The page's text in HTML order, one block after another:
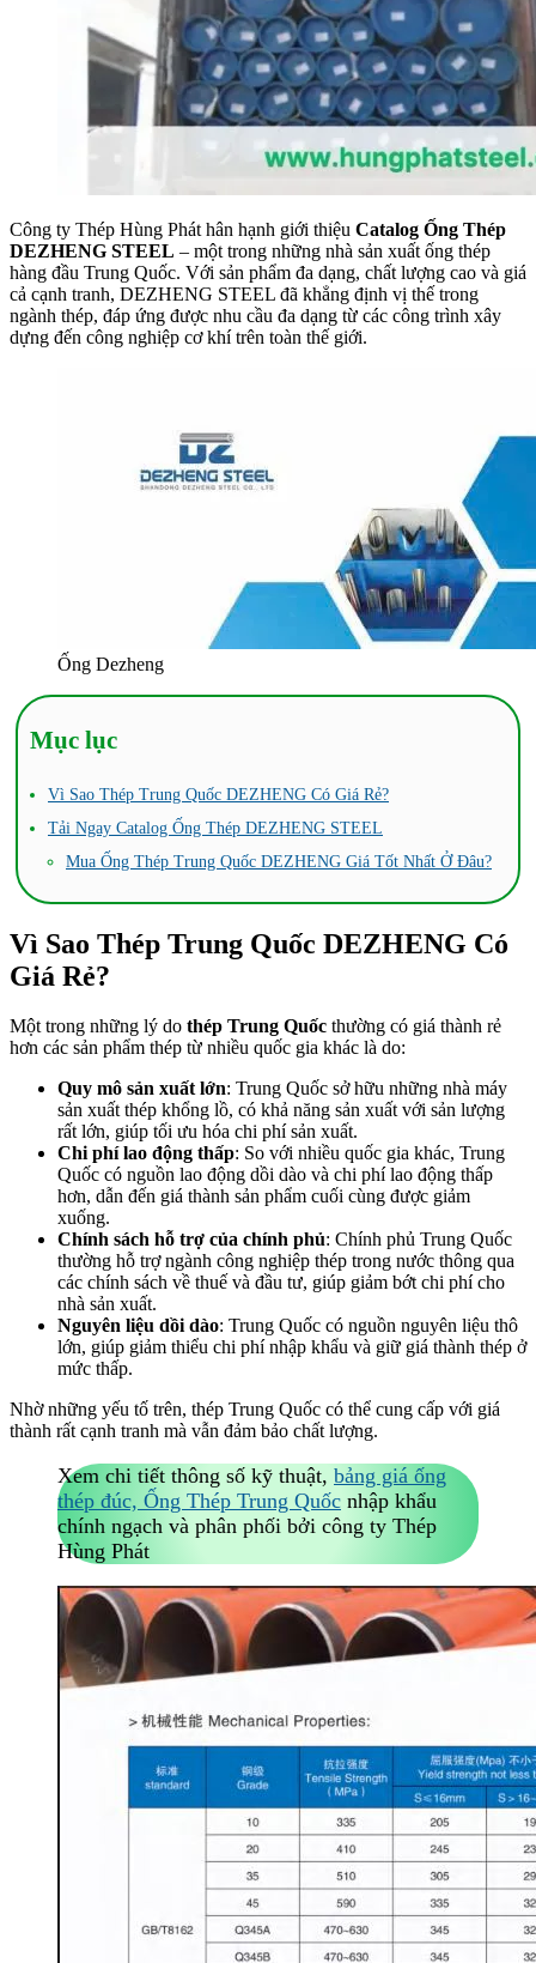
Công ty Thép Hùng Phát hân hạnh giới thiệu Catalog Ống Thép
DEZHENG STEEL – một trong những nhà sản xuất ống thép
hàng đầu Trung Quốc. Với sản phẩm đa dạng, chất lượng cao và giá
cả cạnh tranh, DEZHENG STEEL đã khẳng định vị thế trong
ngành thép, đáp ứng được nhu cầu đa dạng từ các công trình xây
dựng đến công nghiệp cơ khí trên toàn thế giới.
Ống Dezheng
Mục lục
Vì Sao Thép Trung Quốc DEZHENG Có Giá Rẻ?
Tải Ngay Catalog Ống Thép DEZHENG STEEL
Mua Ống Thép Trung Quốc DEZHENG Giá Tốt Nhất Ở Đâu?
Vì Sao Thép Trung Quốc DEZHENG Có
Giá Rẻ?
Một trong những lý do thép Trung Quốc thường có giá thành rẻ
hơn các sản phẩm thép từ nhiều quốc gia khác là do:
Quy mô sản xuất lớn: Trung Quốc sở hữu những nhà máy
sản xuất thép khổng lồ, có khả năng sản xuất với sản lượng
rất lớn, giúp tối ưu hóa chi phí sản xuất.
Chi phí lao động thấp: So với nhiều quốc gia khác, Trung
Quốc có nguồn lao động dồi dào và chi phí lao động thấp
hơn, dẫn đến giá thành sản phẩm cuối cùng được giảm
xuống.
Chính sách hỗ trợ của chính phủ: Chính phủ Trung Quốc
thường hỗ trợ ngành công nghiệp thép trong nước thông qua
các chính sách về thuế và đầu tư, giúp giảm bớt chi phí cho
nhà sản xuất.
Nguyên liệu dồi dào: Trung Quốc có nguồn nguyên liệu thô
lớn, giúp giảm thiểu chi phí nhập khẩu và giữ giá thành thép ở
mức thấp.
Nhờ những yếu tố trên, thép Trung Quốc có thể cung cấp với giá
thành rất cạnh tranh mà vẫn đảm bảo chất lượng.
Xem chi tiết thông số kỹ thuật, bảng giá ống
thép đúc, Ống Thép Trung Quốc nhập khẩu
chính ngạch và phân phối bởi công ty Thép
Hùng Phát